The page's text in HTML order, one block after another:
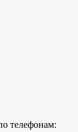
телефонам: